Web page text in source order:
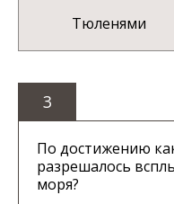
Тюленями
3
По достижению
разрешалось
моря?